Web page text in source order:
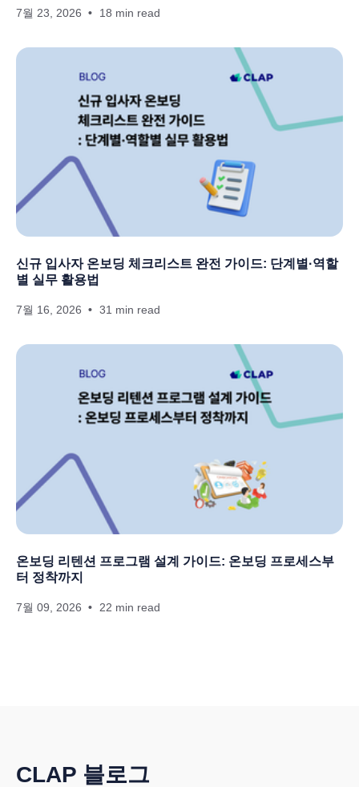
7월 23, 2026 18 min read
신규 입사자 온보딩 체크리스트 완전 가이드: 단계별·역할
별 실무 활용법
7월 16, 2026 31 min read
온보딩 리텐션 프로그램 설계 가이드: 온보딩 프로세스부
터 정착까지
7월 09, 2026 22 min read
CLAP 블로그